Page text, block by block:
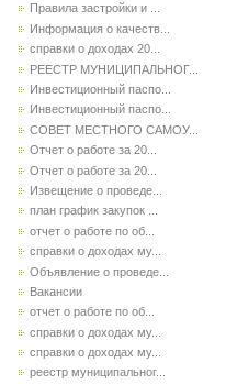
Правила застройки и ...
Информация о качеств...
справки о доходах 20...
РЕЕСТР МУНИЦИПАЛЬНОГ...
Инвестиционный паспо...
Инвестиционный паспо...
СОВЕТ МЕСТНОГО САМОУ...
Отчет о работе за 20...
Отчет о работе за 20...
Извещение о проведе...
план график закупок ...
отчет о работе по об...
справки о доходах му...
Объявление о проведе...
Вакансии
отчет о работе по об...
справки о доходах му...
справки о доходах му...
реестр муниципальног...